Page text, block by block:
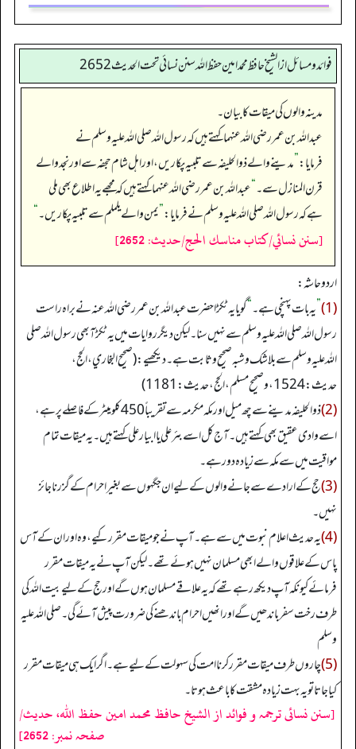
فوائد ومسائل از الشيخ حافظ محمد امين حفظ الله سنن نسائي تحت الحديث2652
مدینہ والوں کی میقات کا بیان۔
عبداللہ بن عمر رضی الله عنہما کہتے ہیں کہ رسول اللہ صلی اللہ علیہ وسلم نے
فرمایا:”مدینے والے ذوالحلیفہ سے تلبیہ پکاریں، اور اہل شام حجفہ سے اور نجد والے
قرن المنازل سے۔‏‏‏‏“عبداللہ بن عمر رضی اللہ عنہما کہتے ہیں کہ مجھے یہ اطلاع بھی ملی
ہے کہ رسول اللہ صلی اللہ علیہ وسلم نے فرمایا:”یمن والے یلملم سے تلبیہ پکاریں۔‏‏‏‏“
[سنن نسائي/كتاب مناسك الحج/حدیث: 2652]
اردو حاشہ:
(1)
”یہ بات پہنچی ہے۔“گویا یہ ٹکڑا حضرت عبداللہ بن عمر رضی اللہ عنہ نے براہ راست
رسول اللہ صلی اللہ علیہ وسلم سے نہیں سنا۔ لیکن دیگر روایات میں یہ ٹکڑآ بھی رسول اللہ صلی
اللہ علیہ وسلم سے بلا شک وشبہ صحیح وثابت ہے۔ دیکھیے: (صحیح البخاري، الحج،
حدیث: 1524، وصحیح مسلم، الحج، حدیث: 1181)
(2)
ذوالحلیفہ مدینے سے چھ میل اور مکہ مکرمہ سے تقریباً 450 کلو میٹر کے فاصلے پر ہے،
اسے وادی عقیق بھی کہتے ہیں۔ آج کل اسے بئر علی یا ابیار علی کہتے ہیں۔ یہ میقات تمام
مواقیت میں سے مکہ سے زیادہ دور ہے۔
(3) حج کے ارادے سے جانے والوں کے لیے ان جگہوں سے بغیر احرام کے گزرنا جائز
نہیں۔
(4) یہ حدیث اعلام نبوت میں سے ہے۔ آپ نے جو میقات مقرر کیے، وہ اور ان کے آس
پاس کے علاقوں والے ابھی مسلمان نہیں ہوئے تھے۔ لیکن آپ نے یہ میقات مقرر
فرمائے کیونکہ آپ دیکھ رہے تھے کہ یہ علاقے مسلمان ہوں گے اور حج کے لیے بیت اللہ کی
طرف رخت سفر باندھیں گے اور انھیں احرام باندھنے کی ضرورت پیش آئے گی۔ صلی اللہ علیہ
وسلم
(5) چاروں طرف میقات مقرر کرنا امت کی سہولت کے لیے ہے۔ اگر ایک ہی میقات مقرر
کیا جاتا تو یہ بہت زیادہ مشقت کا باعث ہوتا۔
[سنن نسائی ترجمہ و فوائد از الشیخ حافظ محمد امین حفظ اللہ، حدیث/
صفحہ نمبر: 2652]